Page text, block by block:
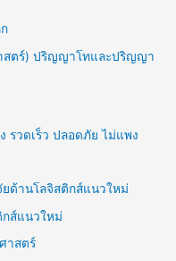
สตร์) ปริญญาโทและปริญญา
รวดเร็ว ปลอดภัย ไม่แพง
ด้านโลจิสติกส์แนวใหม่
กส์แนวใหม่
าสตร์